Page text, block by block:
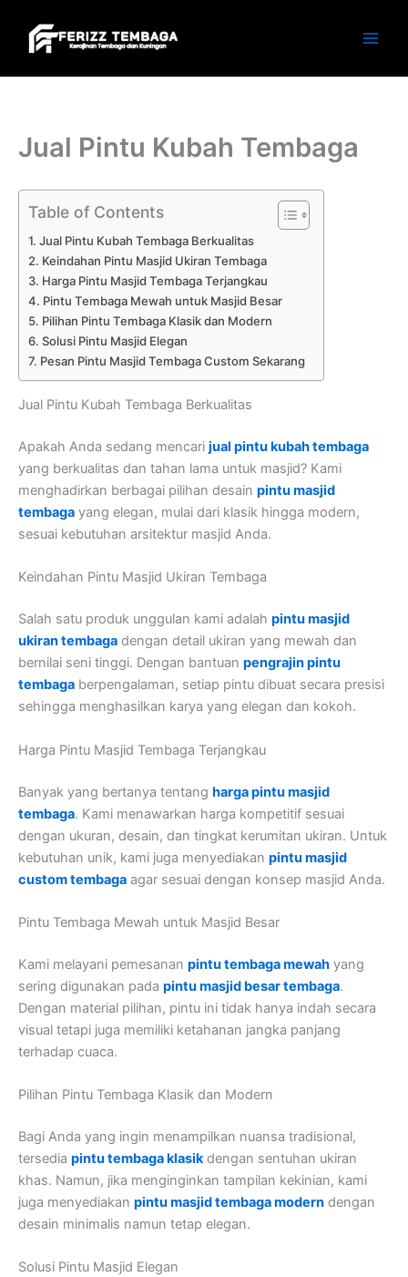
content
Jual Pintu Kubah Tembaga
Table of Contents
Jual Pintu Kubah Tembaga Berkualitas
Keindahan Pintu Masjid Ukiran Tembaga
Harga Pintu Masjid Tembaga Terjangkau
Pintu Tembaga Mewah untuk Masjid Besar
Pilihan Pintu Tembaga Klasik dan Modern
Solusi Pintu Masjid Elegan
Pesan Pintu Masjid Tembaga Custom Sekarang
Jual Pintu Kubah Tembaga Berkualitas
Apakah Anda sedang mencari jual pintu kubah tembaga
yang berkualitas dan tahan lama untuk masjid? Kami
menghadirkan berbagai pilihan desain pintu masjid
tembaga yang elegan, mulai dari klasik hingga modern,
sesuai kebutuhan arsitektur masjid Anda.
Keindahan Pintu Masjid Ukiran Tembaga
Salah satu produk unggulan kami adalah pintu masjid
ukiran tembaga dengan detail ukiran yang mewah dan
bernilai seni tinggi. Dengan bantuan pengrajin pintu
tembaga berpengalaman, setiap pintu dibuat secara presisi
sehingga menghasilkan karya yang elegan dan kokoh.
Harga Pintu Masjid Tembaga Terjangkau
Banyak yang bertanya tentang harga pintu masjid
tembaga. Kami menawarkan harga kompetitif sesuai
dengan ukuran, desain, dan tingkat kerumitan ukiran. Untuk
kebutuhan unik, kami juga menyediakan pintu masjid
custom tembaga agar sesuai dengan konsep masjid Anda.
Pintu Tembaga Mewah untuk Masjid Besar
Kami melayani pemesanan pintu tembaga mewah yang
sering digunakan pada pintu masjid besar tembaga.
Dengan material pilihan, pintu ini tidak hanya indah secara
visual tetapi juga memiliki ketahanan jangka panjang
terhadap cuaca.
Pilihan Pintu Tembaga Klasik dan Modern
Bagi Anda yang ingin menampilkan nuansa tradisional,
tersedia pintu tembaga klasikdengan sentuhan ukiran
khas. Namun, jika menginginkan tampilan kekinian, kami
juga menyediakan pintu masjid tembaga modern dengan
desain minimalis namun tetap elegan.
Solusi Pintu Masjid Elegan